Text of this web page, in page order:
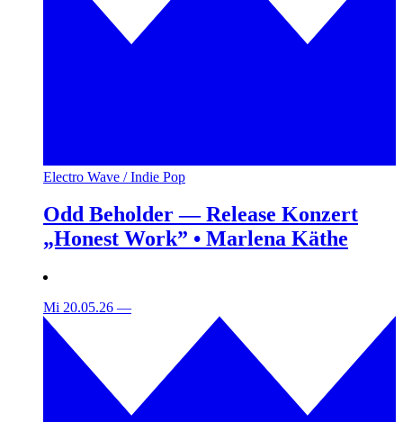
Electro Wave / Indie Pop
Odd Beholder — Release Konzert
„Honest Work” • Marlena Käthe
Mi 20.05.26 —